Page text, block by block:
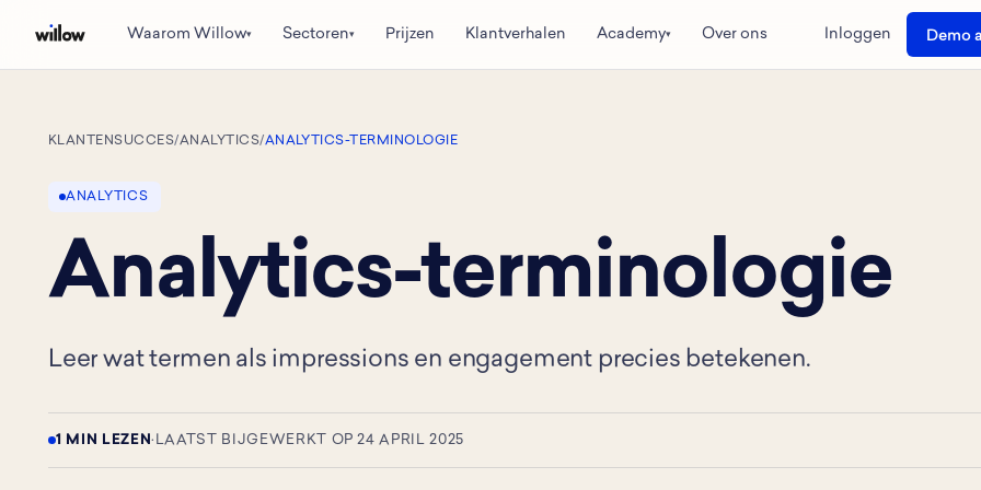
Waarom Willow▾ Sectoren▾ Prijzen Klantverhalen Academy▾ Over ons Inloggen Demo
KLANTENSUCCES/ANALYTICS/ANALYTICS-TERMINOLOGIE
ANALYTICS
Analytics-terminologie
Leer wat termen als impressions en engagement precies betekenen.
1 MIN LEZEN· LAATST BIJGEWERKT OP 24 APRIL 2025